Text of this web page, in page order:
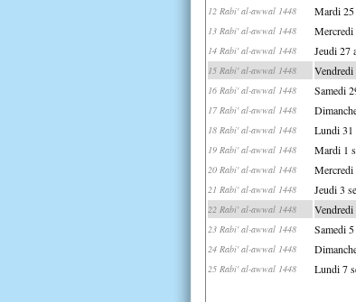
12 Rabi' al-awwal 1448 Mardi 25
13 Rabi' al-awwal 1448 Mercredi
14 Rabi' al-awwal 1448 Jeudi 27
15 Rabi' al-awwal 1448 Vendredi
16 Rabi' al-awwal 1448 Samedi
17 Rabi' al-awwal 1448
18 Rabi' al-awwal 1448 Lundi 31
19 Rabi' al-awwal 1448 Mardi 1
20 Rabi' al-awwal 1448 Mercredi
21 Rabi' al-awwal 1448 Jeudi 3
22 Rabi' al-awwal 1448 Vendredi
23 Rabi' al-awwal 1448 Samedi
24 Rabi' al-awwal 1448
25 Rabi' al-awwal 1448 Lundi 7